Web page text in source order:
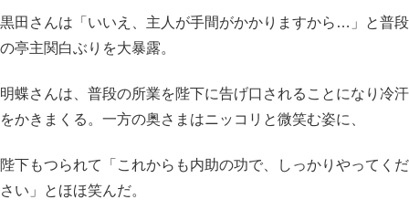
黒田さんは「いいえ、主人が手間がかかりますから…」と普段
の亭主関白ぶりを大暴露。
明蝶さんは、普段の所業を陛下に告げ口されることになり冷汗
をかきまくる。一方の奥さまはニッコリと微笑む姿に、
陛下もつられて「これからも内助の功で、しっかりやってくだ
さい」とほほ笑んだ。